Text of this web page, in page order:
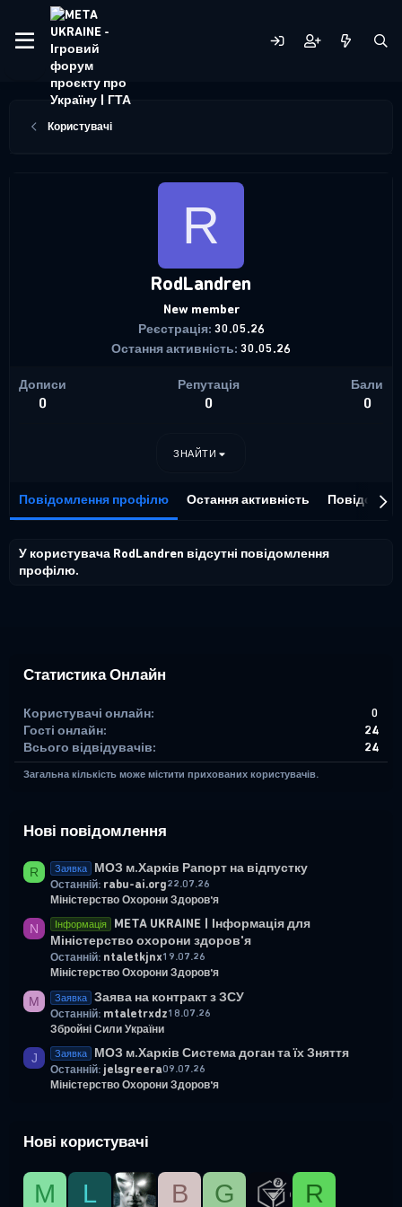
Користувачі
R
RodLandren
New member
Реєстрація 30.05.26
Остання активність 30.05.26
Дописи
0
Репутація
0
Бали
0
ЗНАЙТИ
Повідомлення профілю Остання активність
У користувача RodLandren відсутні повідомлення
профілю.
Статистика Онлайн
Користувачі онлайн
0
Гості онлайн
24
Всього відвідувачів
24
Загальна кількість може містити прихованих користувачів.
Нові повідомлення
R Заявка МОЗ м.Харків Рапорт на відпустку
Останній: rabu-ai.org22.07.26
Міністерство Охорони Здоров'я
N Інформація
META UKRAINE | Інформація для
Міністерство охорони здоров'я
Останній: ntaletkjnx19.07.26
Міністерство Охорони Здоров'я
M Заявка Заява на контракт з ЗСУ
Останній: mtaletrxdz18.07.26
Збройні Сили України
J Заявка МОЗ м.Харків Система доган та їх Зняття
Останній: jelsgreera09.07.26
Міністерство Охорони Здоров'я
Нові користувачі
М L B G R